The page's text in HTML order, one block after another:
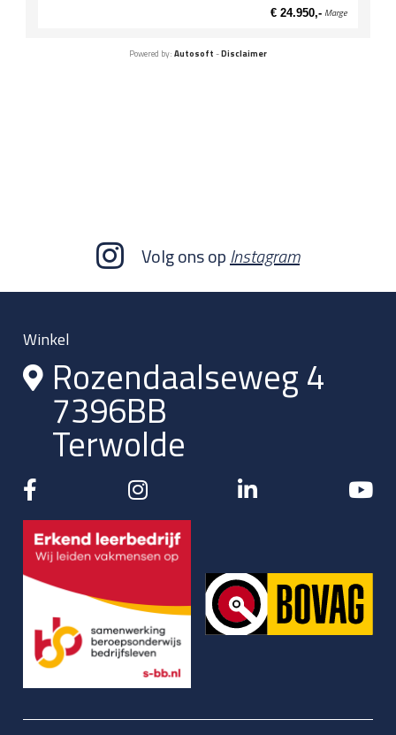
€ 24.950,- Marge
Powered by: Autosoft -Disclaimer
Volg ons opInstagram
Winkel
Rozendaalseweg 4
7396BB
Terwolde